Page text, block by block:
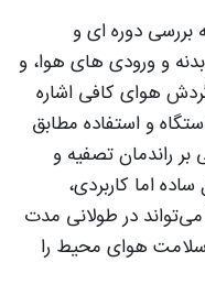
بررسی دوره‌ ای و
و ورودی‌ های هوا، و
هوای کافی اشاره
و استفاده مطابق
بر راندمان تصفیه و
اما کاربردی،
دستگاه تصفیه هوای بویمن Z400-A می‌تواند در طولانی‌ مدت
سلامت هوای محیط را